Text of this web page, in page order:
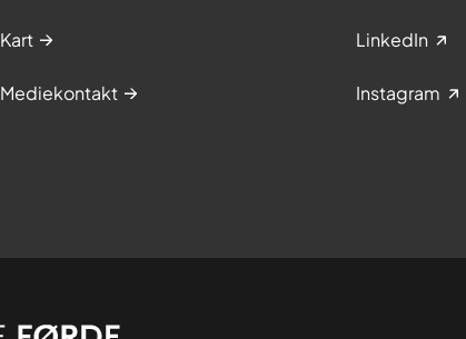
Kart
Mediekontakt
LinkedIn
Instagram